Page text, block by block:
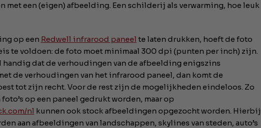
met een (eigen) afbeelding. Een schilderij als verwarming, hoe leuk
op een Redwell infrarood paneel te laten drukken, hoeft de foto
te voldoen: de foto moet minimaal 300 dpi (punten per inch) zijn.
handig dat de verhoudingen van de afbeelding enigszins
de verhoudingen van het infrarood paneel, dan komt de
tot zijn recht. Voor de rest zijn de mogelijkheden eindeloos. Zo
op een paneel gedrukt worden, maar op
nl kunnen ook stock afbeeldingen opgezocht worden. Hierbij
aan afbeeldingen van landschappen, skylines van steden, auto’s